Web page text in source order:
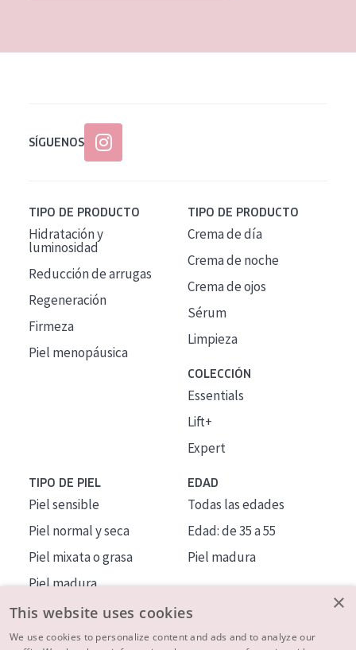
SÍGUENOS
TIPO DE PRODUCTO
Hidratación y
luminosidad
Reducción de arrugas
Regeneración
Firmeza
Piel menopáusica
TIPO DE PRODUCTO
Crema de día
Crema de noche
Crema de ojos
Sérum
Limpieza
COLECCIÓN
Essentials
Lift+
Expert
TIPO DE PIEL
Piel sensible
Piel normal y seca
Piel mixata o grasa
Piel madura
Piel expuesta al sol
Piel menopáusica
EDAD
Todas las edades
Edad: de 35 a 55
Piel madura
×
This website uses cookies
We use cookies to personalize content and ads and to analyze our